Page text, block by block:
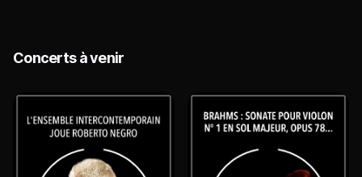
Concerts à venir